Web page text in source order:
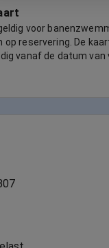
voor
op reservering. De
vanaf de datum van